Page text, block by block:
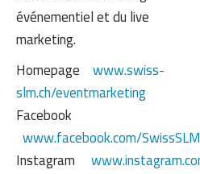
événementiel et du live
marketing.
Homepage www.swiss-
slm.ch/eventmarketing
Facebook
www.facebook.com/SwissSLM
Instagram